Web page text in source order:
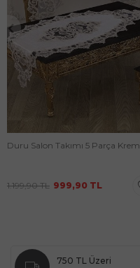
Duru Salon Takımı 5 Parça Krem
1.199,90TL 999,90 TL
750 TL Üzeri